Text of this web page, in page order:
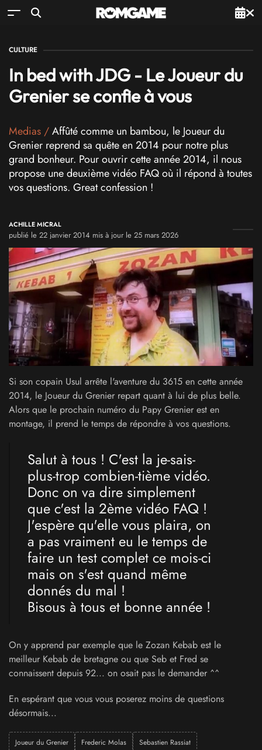
CULTURE
In bed with JDG - Le Joueur du
Grenier se confie à vous
Medias /Affûté comme un bambou, le Joueur du
Grenier reprend sa quête en 2014 pour notre plus
grand bonheur. Pour ouvrir cette année 2014, il nous
propose une deuxième vidéo FAQ où il répond à toutes
vos questions. Great confession !
ACHILLE MICRAL
publié le 22 janvier 2014 mis à jour le 25 mars 2026
Si son copain Usul arrête l'aventure du 3615 en cette année
2014, le Joueur du Grenier repart quant à lui de plus belle.
Alors que le prochain numéro du Papy Grenier est en
montage, il prend le temps de répondre à vos questions.
Salut à tous ! C'est la je-sais-
plus-trop combien-tième vidéo.
Donc on va dire simplement
que c'est la 2ème vidéo FAQ !
J'espère qu'elle vous plaira, on
a pas vraiment eu le temps de
faire un test complet ce mois-ci
mais on s'est quand même
donnés du mal !
Bisous à tous et bonne année !
On y apprend par exemple que le Zozan Kebab est le
meilleur Kebab de bretagne ou que Seb et Fred se
connaissent depuis 92... on osait pas le demander ^^
En espérant que vous vous poserez moins de questions
désormais...
Joueur du Grenier Frederic Molas Sebastien Rassiat